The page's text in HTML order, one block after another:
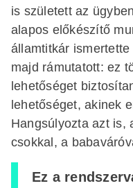
is született az
alapos előkészítő
államtitkár
majd rámutatott: ez
lehetőséget
lehetőséget, akinek
Hangsúlyozta azt is,
csokkal, a
Ez a